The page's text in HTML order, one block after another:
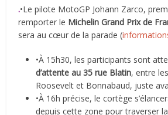
.•Le pilote MotoGP Johann Zarco,
remporter le Michelin Grand Prix de
sera au cœur de la parade (
•À 15h30, les participants sont
d’attente au 35 rue Blatin, entre
Roosevelt et Bonnabaud, juste
•À 16h précise, le cortège
depuis cette zone pour traverser la